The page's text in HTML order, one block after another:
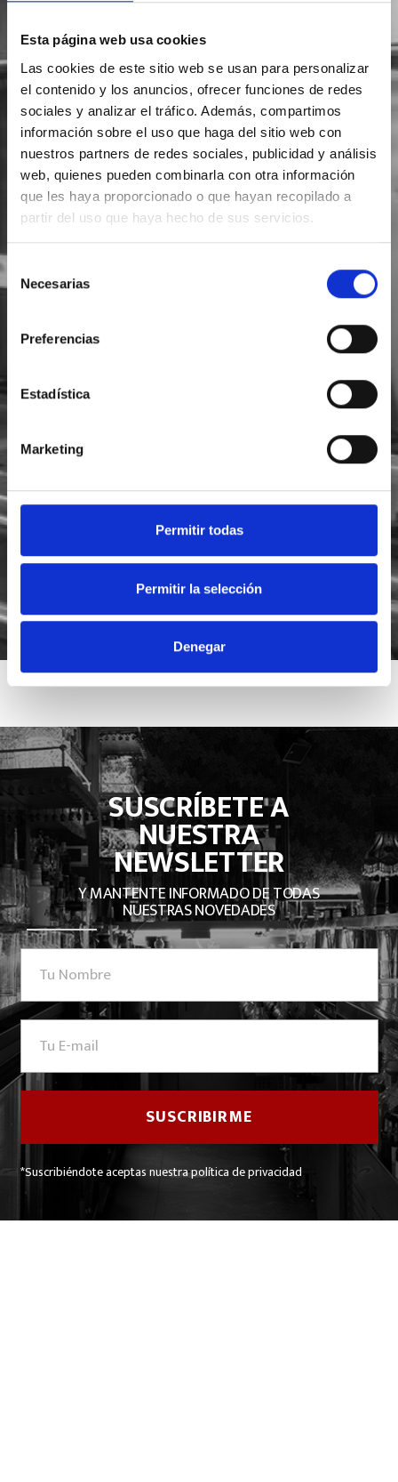
Esta página web usa cookies
Las cookies de este sitio web se usan para personalizar
el contenido y los anuncios, ofrecer funciones de redes
sociales y analizar el tráfico. Además, compartimos
información sobre el uso que haga del sitio web con
nuestros partners de redes sociales, publicidad y análisis
web, quienes pueden combinarla con otra información
que les haya proporcionado o que hayan recopilado a
partir del uso que haya hecho de sus servicios.
de Necesarias
Preferencias
Estadística
Marketing
Permitir todas
Permitir la selección
Denegar
He leído y acepto la
Acepto recibir novedades deFoodsat
SUSCRÍBETE A
NUESTRA
NEWSLETTER
Y MANTENTE INFORMADO DE TODAS
NUESTRAS NOVEDADES
*Suscribiéndote aceptas nuestra política de privacidad